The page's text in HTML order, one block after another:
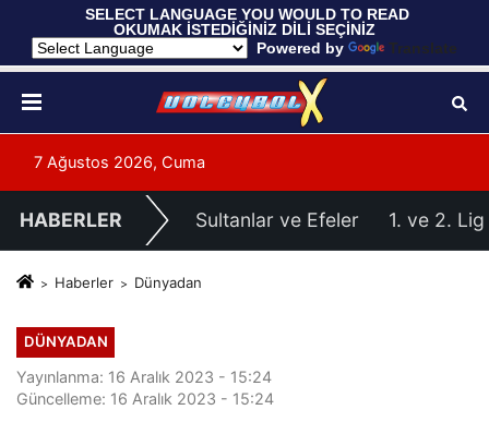
SELECT LANGUAGE YOU WOULD TO READ
OKUMAK İSTEDİĞİNİZ DİLİ SEÇİNİZ
Powered by
Translate
7 Ağustos 2026, Cuma
HABERLER Sultanlar ve Efeler 1. ve 2. Lig
Haberler Dünyadan
DÜNYADAN
Yayınlanma: 16 Aralık 2023 - 15:24
Güncelleme: 16 Aralık 2023 - 15:24